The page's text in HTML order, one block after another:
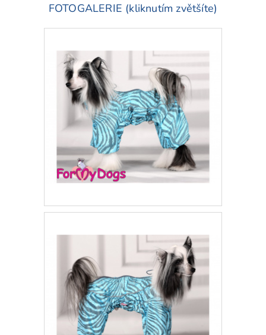
FOTOGALERIE (kliknutím zvětšíte)